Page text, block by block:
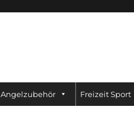
Angelzubehör Freizeit Sport